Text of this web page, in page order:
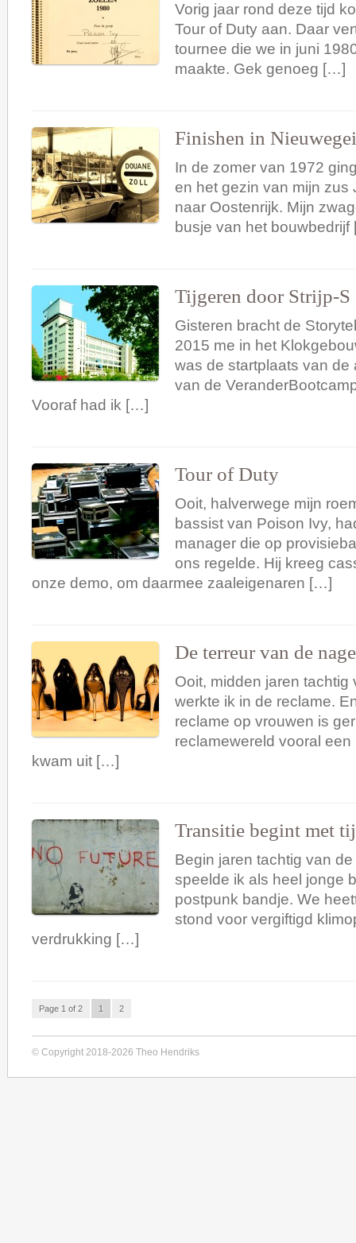
Vorig jaar rond deze tijd
Tour of Duty aan. Daar
tournee die we in juni
maakte. Gek genoeg […]
Finishen in
In de zomer van 1972
en het gezin van mijn zus
naar Oostenrijk. Mijn
busje van het
Tijgeren door Strijp-S
Gisteren bracht de
2015 me in het
was de startplaats van de
van de
Vooraf had ik […]
Tour of Duty
Ooit, halverwege mijn
bassist van Poison Ivy,
manager die op
ons regelde. Hij kreeg
onze demo, om daarmee zaaleigenaren […]
De terreur van de
Ooit, midden jaren
werkte ik in de reclame.
reclame op vrouwen is
reclamewereld vooral
kwam uit […]
Transitie begint met
Begin jaren tachtig van
speelde ik als heel jonge
postpunk bandje. We
stond voor vergiftigd
verdrukking […]
Page 1 of 2 1 2
© Copyright 2018-2026 Theo Hendriks